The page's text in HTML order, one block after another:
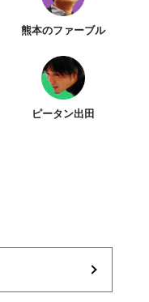
熊本のファーブル
ピータン出田